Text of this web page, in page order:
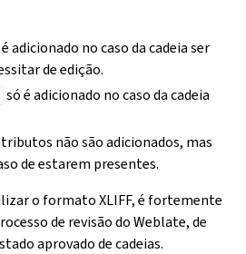
adicionado no caso da cadeia ser
de edição.
só é adicionado no caso da cadeia
não são adicionados, mas
de estarem presentes.
o formato XLIFF, é fortemente
de revisão do Weblate, de
aprovado de cadeias.